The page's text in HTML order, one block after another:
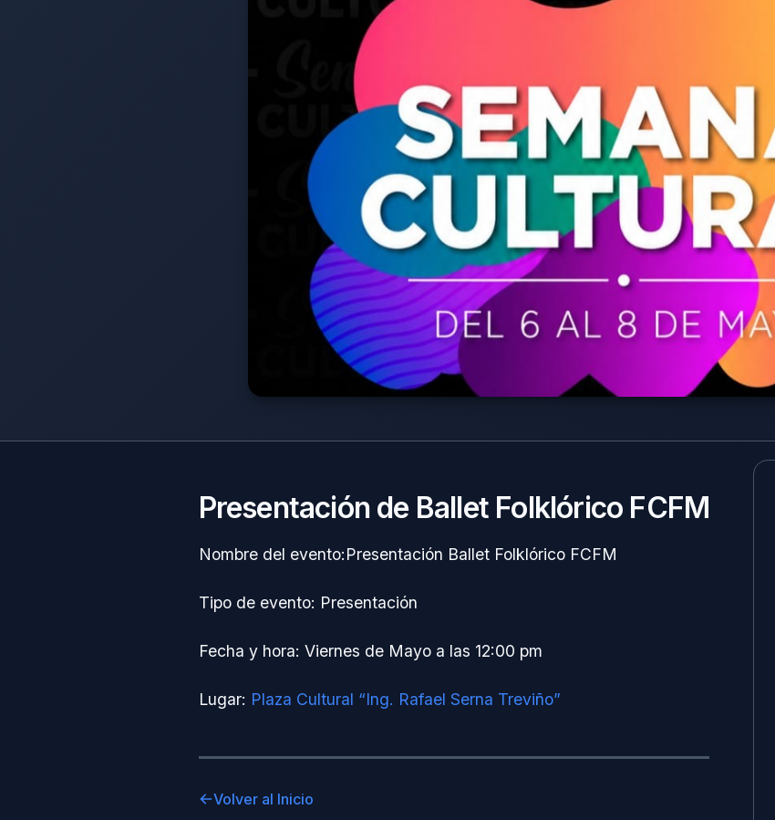
Presentación de Ballet Folklórico FCFM
Nombre del evento:Presentación Ballet Folklórico FCFM
Tipo de evento: Presentación
Fecha y hora: Viernes de Mayo a las 12:00 pm
Lugar: Plaza Cultural “Ing. Rafael Serna Treviño”
Volver al Inicio